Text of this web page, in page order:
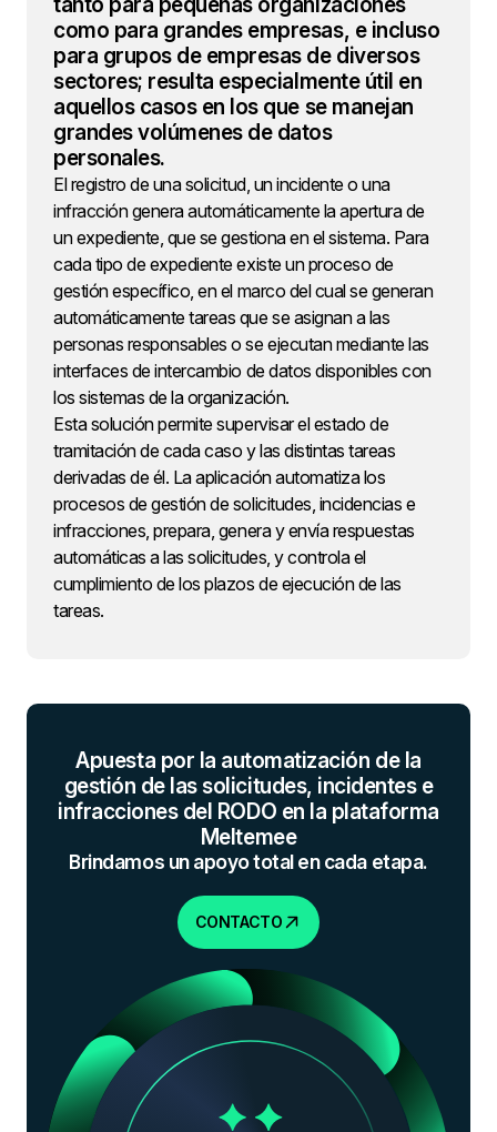
como para grandes empresas, e incluso
para grupos de empresas de diversos
sectores; resulta especialmente útil en
aquellos casos en los que se manejan
grandes volúmenes de datos
personales.
El registro de una solicitud, un incidente o una
infracción genera automáticamente la apertura de
un expediente, que se gestiona en el sistema. Para
cada tipo de expediente existe un proceso de
gestión específico, en el marco del cual se generan
automáticamente tareas que se asignan a las
personas responsables o se ejecutan mediante las
interfaces de intercambio de datos disponibles con
los sistemas de la organización.
Esta solución permite supervisar el estado de
tramitación de cada caso y las distintas tareas
derivadas de él. La aplicación automatiza los
procesos de gestión de solicitudes, incidencias e
infracciones, prepara, genera y envía respuestas
automáticas a las solicitudes, y controla el
cumplimiento de los plazos de ejecución de las
tareas.
Apuesta por la automatización de la
gestión de las solicitudes, incidentes e
infracciones del RODO en la plataforma
Meltemee
Brindamos un apoyo total en cada etapa.
CONTACTO